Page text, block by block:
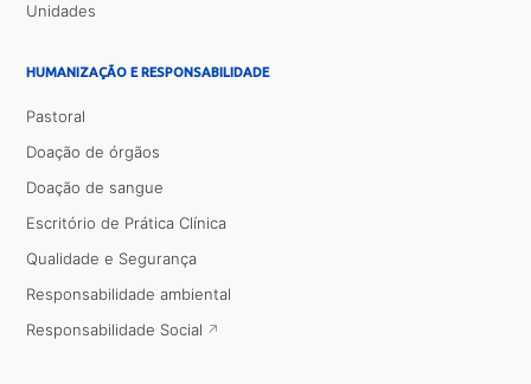
Unidades
HUMANIZAÇÃO E RESPONSABILIDADE
Pastoral
Doação de órgãos
Doação de sangue
Escritório de Prática Clínica
Qualidade e Segurança
Responsabilidade ambiental
Responsabilidade Social